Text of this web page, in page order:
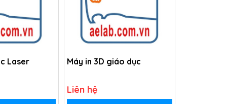
Laser Máy in 3D giáo dục
Liên hệ